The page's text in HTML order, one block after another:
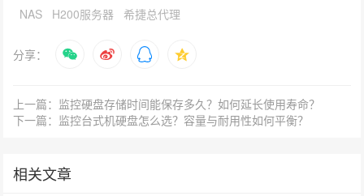
NAS
H200服务器 希捷总代理
分享：
上一篇：监控硬盘存储时间能保存多久？如何延长使用寿命？
下一篇：监控台式机硬盘怎么选？容量与耐用性如何平衡？
相关文章